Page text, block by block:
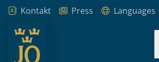
Hoppa till innehåll
Kontakt Press
Languages
JO – Riksdagens Ombudsmän